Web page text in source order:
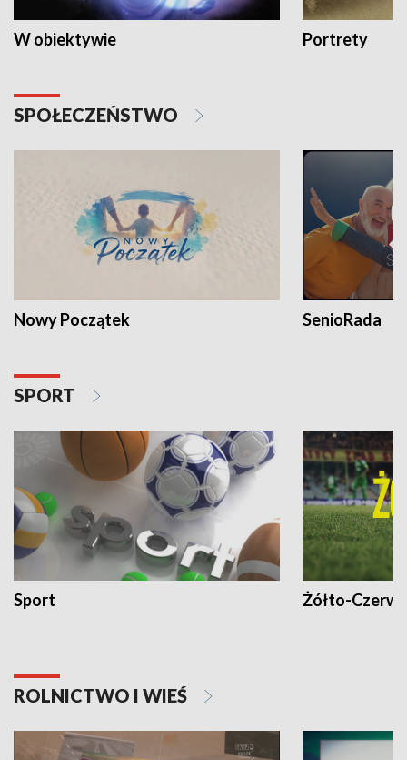
W obiektywie Portrety
SPOŁECZEŃSTWO
Nowy Początek SenioRada
SPORT
Sport Żółto-
ROLNICTWO I WIEŚ